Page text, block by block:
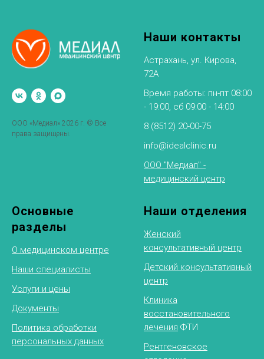
ООО «Медиал» 2026 г. © Все
права защищены.
Наши контакты
Астрахань, ул. Кирова,
72А
Время работы: пн-пт 08:00
- 19:00, сб 09:00 - 14:00
8 (8512) 20-00-75
info@idealclinic.ru
ООО "Медиал" -
медицинский центр
Основные
разделы
О медицинском центре
Наши специалисты
Услуги и цены
Документы
Политика обработки
персональных данных
Наши отделения
Женский
консультативный центр
Детский консультативный
центр
Клиника
восстановительного
лечения ФТИ
Рентгеновское